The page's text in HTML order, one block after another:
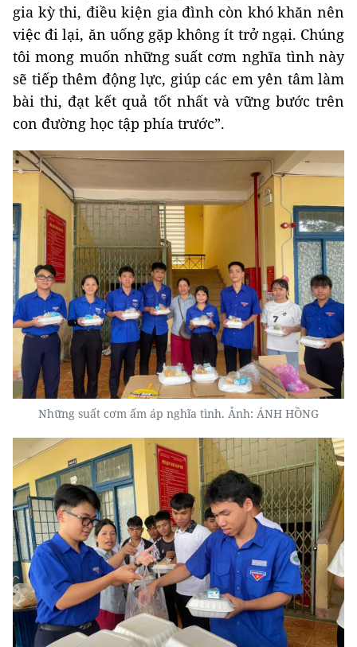
gia kỳ thi, điều kiện gia đình còn khó khăn nên
việc đi lại, ăn uống gặp không ít trở ngại. Chúng
tôi mong muốn những suất cơm nghĩa tình này
sẽ tiếp thêm động lực, giúp các em yên tâm làm
bài thi, đạt kết quả tốt nhất và vững bước trên
con đường học tập phía trước”.
Những suất cơm ấm áp nghĩa tình. Ảnh: ÁNH HỒNG